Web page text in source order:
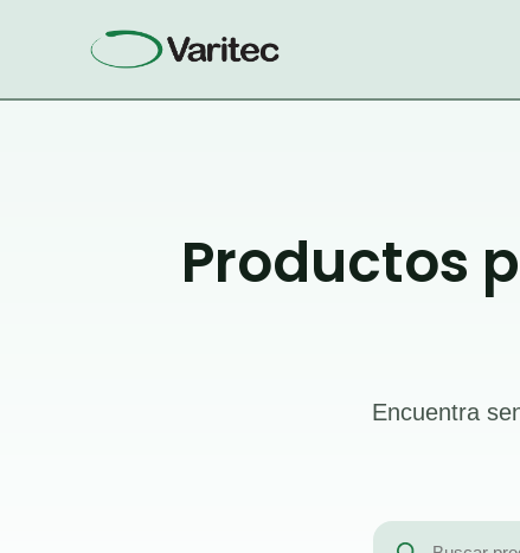
Productos
Encuentra
Búsqueda